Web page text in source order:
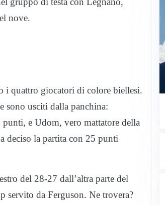
nove.
i quattro giocatori di colore biellesi.
sono usciti dalla panchina:
e Udom, vero mattatore della
deciso la partita con 25 punti
del 28-27 dall’altra parte del
servito da Ferguson. Ne trovera?